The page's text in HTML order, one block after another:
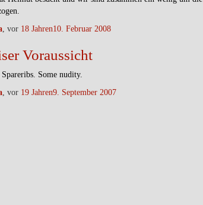
, vor 18 Jahren10. Februar 2008
Voraussicht
Spareribs. Some nudity.
, vor 19 Jahren9. September 2007